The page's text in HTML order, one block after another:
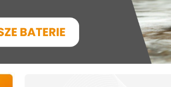
do ogrzewania
Termostaty do pomp
Akcesoria do pomp ciepła